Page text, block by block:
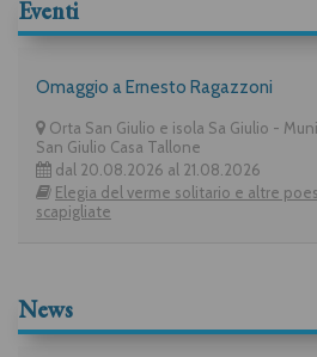
Eventi
Omaggio a Ernesto Ragazzoni
Orta San Giulio e isola Sa Giulio -
San Giulio Casa Tallone
dal 20.08.2026 al 21.08.2026
Elegia del verme solitario e altre
scapigliate
News